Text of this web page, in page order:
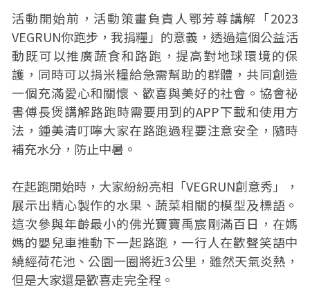
活動開始前，活動策畫負責人鄂芳尊講解「2023
VEGRUN你跑步，我捐糧」的意義，透過這個公益活
動既可以推廣蔬食和路跑，提高對地球環境的保
護，同時可以捐米糧給急需幫助的群體，共同創造
一個充滿愛心和關懷、歡喜與美好的社會。協會祕
書傅長煲講解路跑時需要用到的APP下載和使用方
法，鍾美清叮嚀大家在路跑過程要注意安全，隨時
補充水分，防止中暑。
在起跑開始時，大家紛紛亮相「VEGRUN創意秀」，
展示出精心製作的水果、蔬菜相關的模型及標語。
這次參與年齡最小的佛光寶寶禹宸剛滿百日，在媽
媽的嬰兒車推動下一起路跑，一行人在歡聲笑語中
繞經荷花池、公園一圈將近3公里，雖然天氣炎熱，
但是大家還是歡喜走完全程。